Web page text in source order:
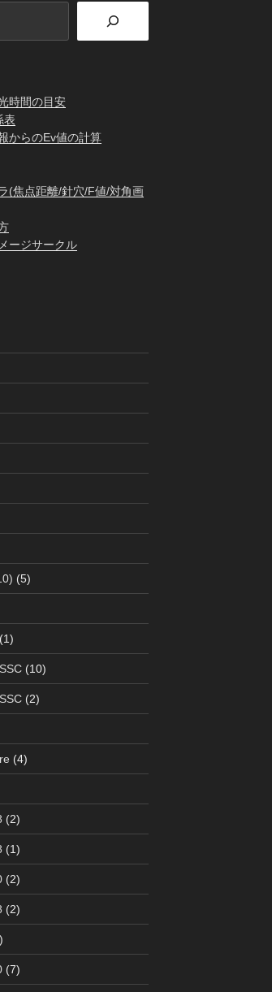
時間の目安
表
からのEv値の計算
(焦点距離/針穴/F値/対角画
ージサークル
(5)
(1)
(10)
(2)
(4)
(2)
(1)
(2)
(2)
(7)